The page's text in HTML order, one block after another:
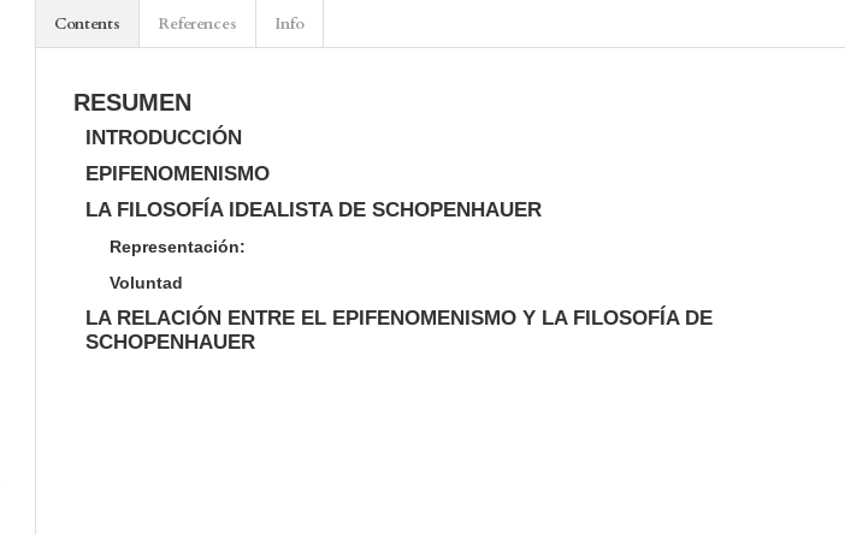
RESUMEN
INTRODUCCIÓN
EPIFENOMENISMO
LA FILOSOFÍA IDEALISTA DE SCHOPENHAUER
Representación:
Voluntad
LA RELACIÓN ENTRE EL EPIFENOMENISMO Y LA FILOSOFÍA DE
SCHOPENHAUER
Contents References Info